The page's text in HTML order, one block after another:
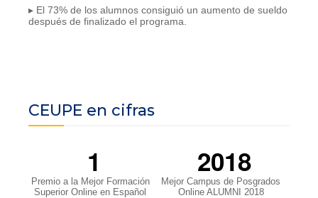
▸ El 73% de los alumnos consiguió un aumento de sueldo
después de finalizado el programa.
CEUPE en cifras
1
Premio a la Mejor Formación
Superior Online en Español
2018
Mejor Campus de Posgrados
Online ALUMNI 2018